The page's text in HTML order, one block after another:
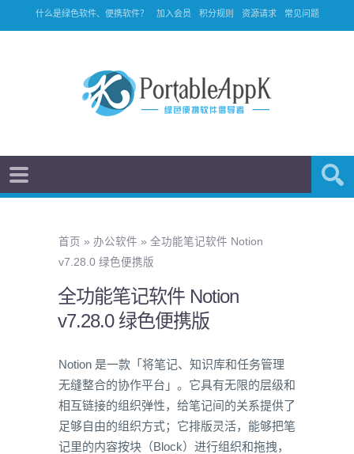
什么是绿色软件、便携软件？ 加入会员 积分规则 资源请求 常见问题
首页 » 办公软件 » 全功能笔记软件 Notion
v7.28.0 绿色便携版
全功能笔记软件 Notion
v7.28.0 绿色便携版
Notion 是一款「将笔记、知识库和任务管理
无缝整合的协作平台」。它具有无限的层级和
相互链接的组织弹性，给笔记间的关系提供了
足够自由的组织方式；它排版灵活，能够把笔
记里的内容按块（Block）进行组织和拖拽，